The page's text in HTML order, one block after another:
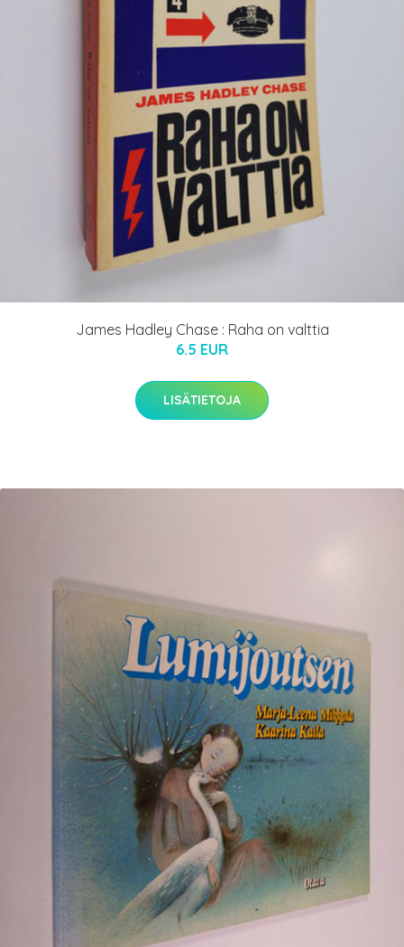
James Hadley Chase : Raha on valttia
6.5 EUR
LISÄTIETOJA